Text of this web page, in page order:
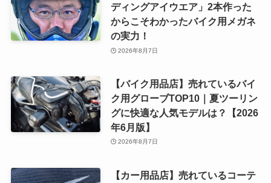
ディングアイウエア」2本作った
からこそわかったバイク用メガネ
の実力！
2026年8月7日
【バイク用品店】売れているバイ
ク用グローブTOP10｜夏ツーリン
グに快適な人気モデルは？【2026
年6月版】
2026年8月7日
【カー用品店】売れているコーテ